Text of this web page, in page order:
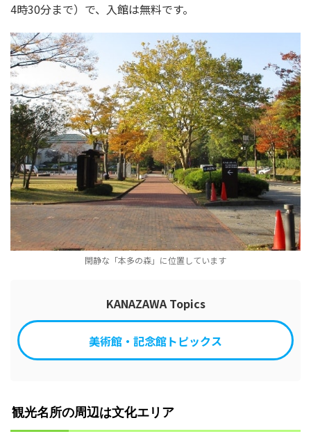
4時30分まで）で、入館は無料です。
閑静な「本多の森」に位置しています
KANAZAWA Topics
美術館・記念館トピックス
観光名所の周辺は文化エリア